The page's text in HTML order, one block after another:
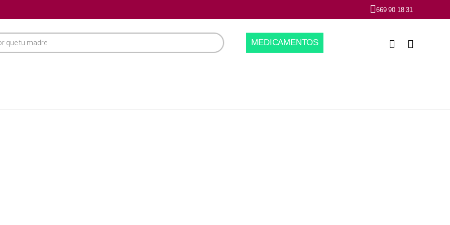
669 90 18 31
MEDICAMENTOS